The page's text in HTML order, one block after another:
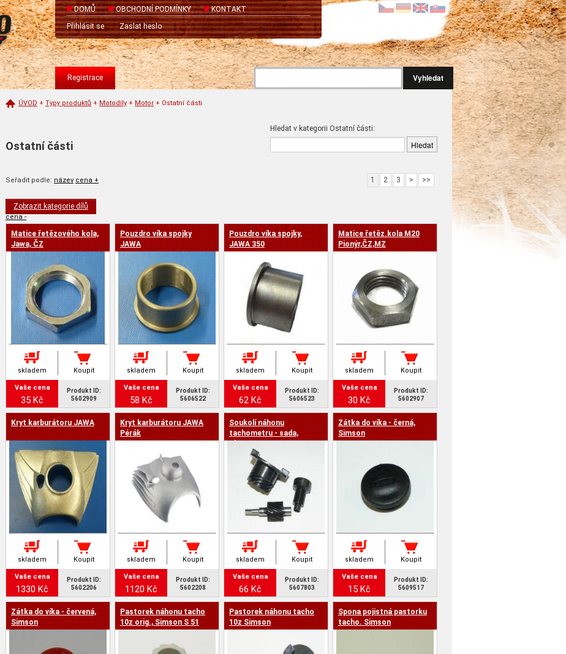
DOMŮ OBCHODNÍ PODMÍNKY
KONTAKT
Přihlásit se
Zaslat heslo
Vyhledat
Registrace
ÚVOD + Typy produktů + Motodíly + Motor + Ostatní části
Hledat v kategorii Ostatní části:
Ostatní části
Seřadit podle: název cena +
cena -
1 2 3 > >>
Zobrazit kategorie dílů
Matice řetězového kola,
Jawa, ČZ
skladem Koupit
Vaše cena
35 Kč
Produkt ID:
5602909
Pouzdro víka spojky
JAWA
skladem Koupit
Vaše cena
58 Kč
Produkt ID:
5606522
Pouzdro víka spojky,
JAWA 350
skladem Koupit
Vaše cena
62 Kč
Produkt ID:
5606523
Matice řetěz.kola M20
Pionýr,ČZ,MZ
skladem Koupit
Vaše cena
30 Kč
Produkt ID:
5602907
Kryt karburátoru JAWA
skladem Koupit
Vaše cena
1330 Kč
Produkt ID:
5602206
Kryt karburátoru JAWA
Pérák
skladem Koupit
Vaše cena
1120 Kč
Produkt ID:
5602208
Soukolí náhonu
tachometru - sada,
skladem Koupit
Vaše cena
66 Kč
Produkt ID:
5607803
Zátka do víka - černá,
Simson
skladem Koupit
Vaše cena
15 Kč
Produkt ID:
5609517
Zátka do víka - červená,
Simson
Pastorek náhonu tacho
10z orig., Simson S 51
Pastorek náhonu tacho
10z Simson
Spona pojistná pastorku
tacho. Simson